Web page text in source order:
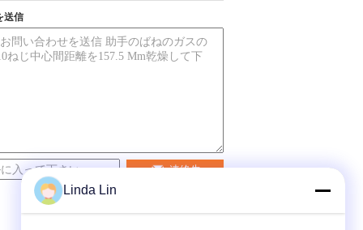
送信
連絡先
Linda Lin